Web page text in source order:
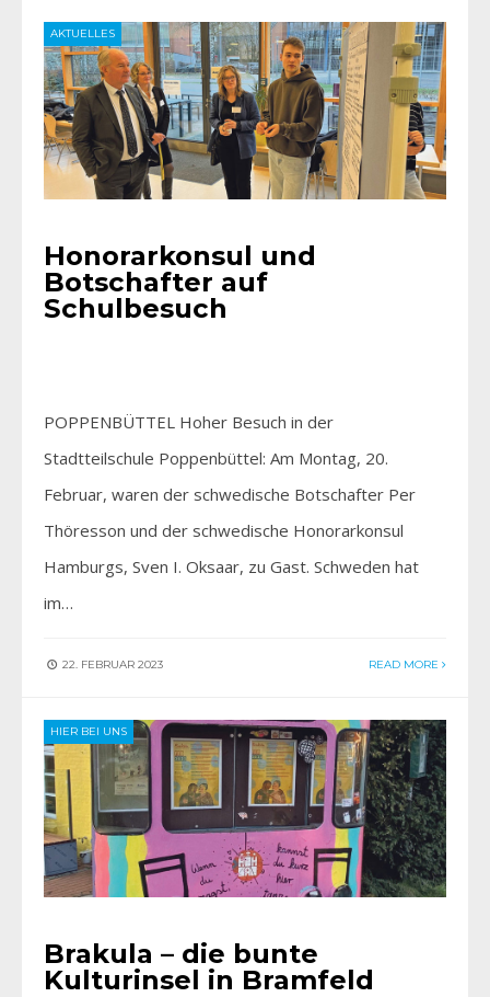
AKTUELLES
Honorarkonsul und
Botschafter auf
Schulbesuch
POPPENBÜTTEL Hoher Besuch in der
Stadtteilschule­ Poppenbüttel: Am Montag, 20.
Februar, waren der schwedische Botschafter Per
Thöresson und der schwedische Honorarkonsul
Hamburgs, Sven I. Oksaar, zu Gast. Schweden hat
im…
22. FEBRUAR 2023 READ MORE
HIER BEI UNS
Brakula – die bunte
Kulturinsel in Bramfeld